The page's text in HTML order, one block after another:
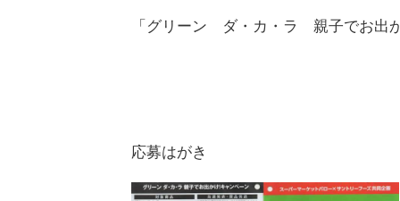
「グリーン ダ・カ・ラ 親子でお出
応募はがき